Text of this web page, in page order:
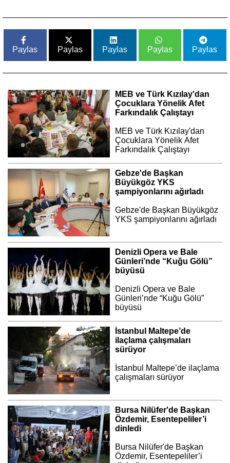
Paylas Paylas Paylas Paylas Paylas
MEB ve Türk Kızılay'dan
Çocuklara Yönelik Afet
Farkındalık Çalıştayı
MEB ve Türk Kızılay'dan
Çocuklara Yönelik Afet
Farkındalık Çalıştayı
Gebze'de Başkan
Büyükgöz YKS
şampiyonlarını ağırladı
Gebze'de Başkan Büyükgöz
YKS şampiyonlarını ağırladı
Denizli Opera ve Bale
Günleri’nde “Kuğu Gölü”
büyüsü
Denizli Opera ve Bale
Günleri’nde “Kuğu Gölü”
büyüsü
İstanbul Maltepe’de
ilaçlama çalışmaları
sürüyor
İstanbul Maltepe’de ilaçlama
çalışmaları sürüyor
Bursa Nilüfer'de Başkan
Özdemir, Esentepeliler’i
dinledi
Bursa Nilüfer'de Başkan
Özdemir, Esentepeliler’i